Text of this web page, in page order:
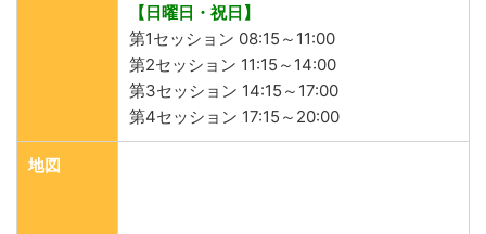
【日曜日・祝日】
第1セッション 08:15～11:00
第2セッション 11:15～14:00
第3セッション 14:15～17:00
第4セッション 17:15～20:00
地図